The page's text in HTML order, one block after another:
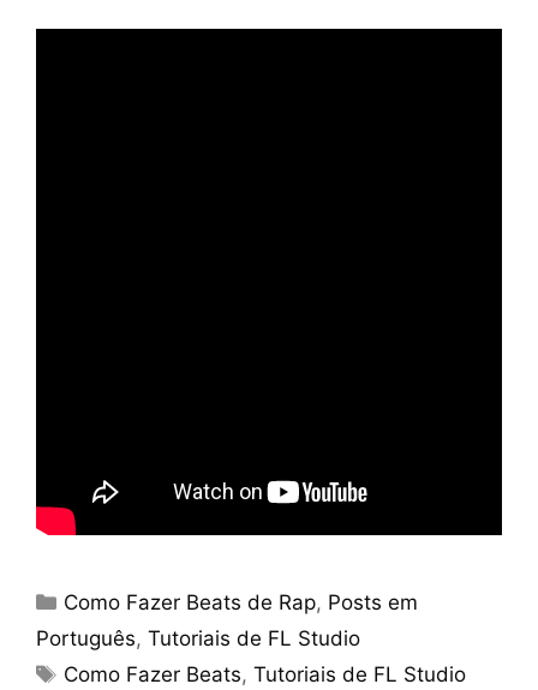
Categories
Como Fazer Beats de Rap, Posts em
Português, Tutoriais de FL Studio
Tags
Como Fazer Beats,Tutoriais de FL Studio